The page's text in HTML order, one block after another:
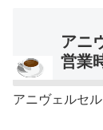
アニ
営業
アニヴェルセ